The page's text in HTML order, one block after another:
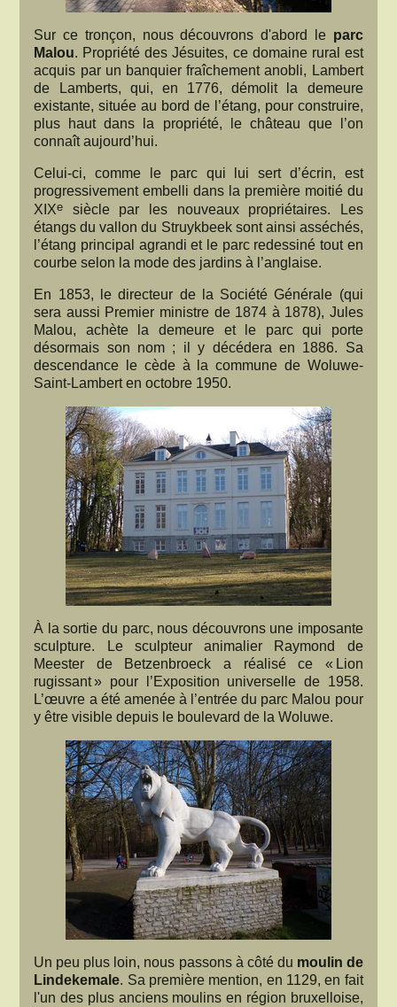
Sur ce tronçon, nous découvrons d'abord le parc
Malou. Propriété des Jésuites, ce domaine rural est
acquis par un banquier fraîchement anobli, Lambert
de Lamberts, qui, en 1776, démolit la demeure
existante, située au bord de l’étang, pour construire,
plus haut dans la propriété, le château que l’on
connaît aujourd’hui.
Celui-ci, comme le parc qui lui sert d’écrin, est
progressivement embelli dans la première moitié du
XIXe siècle par les nouveaux propriétaires. Les
étangs du vallon du Struykbeek sont ainsi asséchés,
l’étang principal agrandi et le parc redessiné tout en
courbe selon la mode des jardins à l’anglaise.
En 1853, le directeur de la Société Générale (qui
sera aussi Premier ministre de 1874 à 1878), Jules
Malou, achète la demeure et le parc qui porte
désormais son nom ; il y décédera en 1886. Sa
descendance le cède à la commune de Woluwe-
Saint-Lambert en octobre 1950.
À la sortie du parc, nous découvrons une imposante
sculpture. Le sculpteur animalier Raymond de
Meester de Betzenbroeck a réalisé ce « Lion
rugissant » pour l’Exposition universelle de 1958.
L’œuvre a été amenée à l’entrée du parc Malou pour
y être visible depuis le boulevard de la Woluwe.
Un peu plus loin, nous passons à côté du moulin de
Lindekemale. Sa première mention, en 1129, en fait
l'un des plus anciens moulins en région bruxelloise,